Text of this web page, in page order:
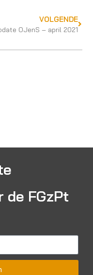
VOLGENDE
OJenS – april 2021
FGzPt